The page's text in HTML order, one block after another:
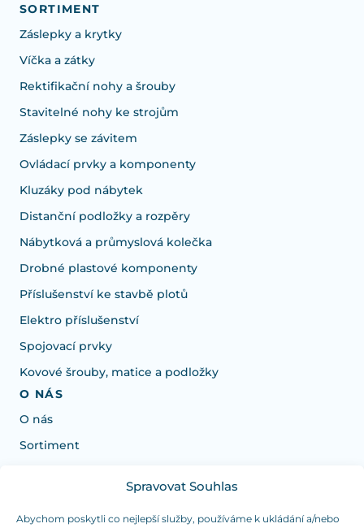
Spravovat Souhlas
Abychom poskytli co nejlepší služby, používáme k ukládání a/nebo
SORTIMENT
Záslepky a krytky
Víčka a zátky
Rektifikační nohy a šrouby
Stavitelné nohy ke strojům
Záslepky se závitem
Ovládací prvky a komponenty
Kluzáky pod nábytek
Distanční podložky a rozpěry
Nábytková a průmyslová kolečka
Drobné plastové komponenty
Příslušenství ke stavbě plotů
Elektro příslušenství
Spojovací prvky
Kovové šrouby, matice a podložky
O NÁS
O nás
Sortiment
Potřebujete poradit s výběrem?
Jsme tu pro vás Pondělí-Čtvrtek od: 7:30 - 15:30 hodin